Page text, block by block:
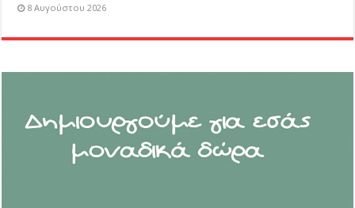
8 Αυγούστου 2026